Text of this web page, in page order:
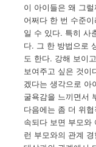
이 아이들은 왜 그
어쩌다 한 번 수준
일 수 있다. 특히 사
다. 그 한 방법으로
도 한다. 강해 보이
보여주고 싶은 것
겠다는 생각으로 아
굴욕감을 느끼면서
다음에는 좀 더 위
속되다 보면 부모와
런 부모와의 관계